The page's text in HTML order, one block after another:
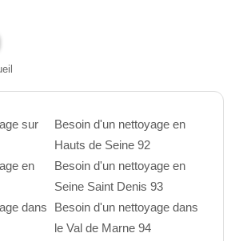
sur
en
dans
Besoin d'un nettoyage en
Hauts de Seine 92
Besoin d'un nettoyage en
Seine Saint Denis 93
Besoin d'un nettoyage dans
le Val de Marne 94